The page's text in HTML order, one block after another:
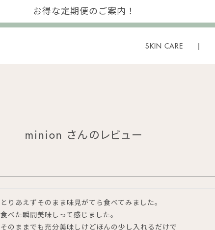
お得な定期便のご案内！
SKIN CARE
minion さんのレビュー
とりあえずそのまま味見がてら食べてみました。
食べた瞬間美味しって感じました。
そのままでも充分美味しけどほんの少し入れるだけで